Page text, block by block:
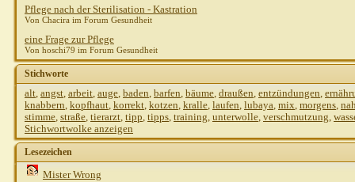
Pflege nach der Sterilisation - Kastration
Von Chacira im Forum Gesundheit
eine Frage zur Pflege
Von hoschi79 im Forum Gesundheit
Stichworte
alt, angst, arbeit, auge, baden, barfen, bäume, draußen, entzündungen,
knabbern, kopfhaut, korrekt, kotzen, kralle, laufen, lubaya, mix, morgens,
stimme, straße, tierarzt, tipp, tipps, training, unterwolle, verschmutzung,
Stichwortwolke anzeigen
Lesezeichen
Mister Wrong